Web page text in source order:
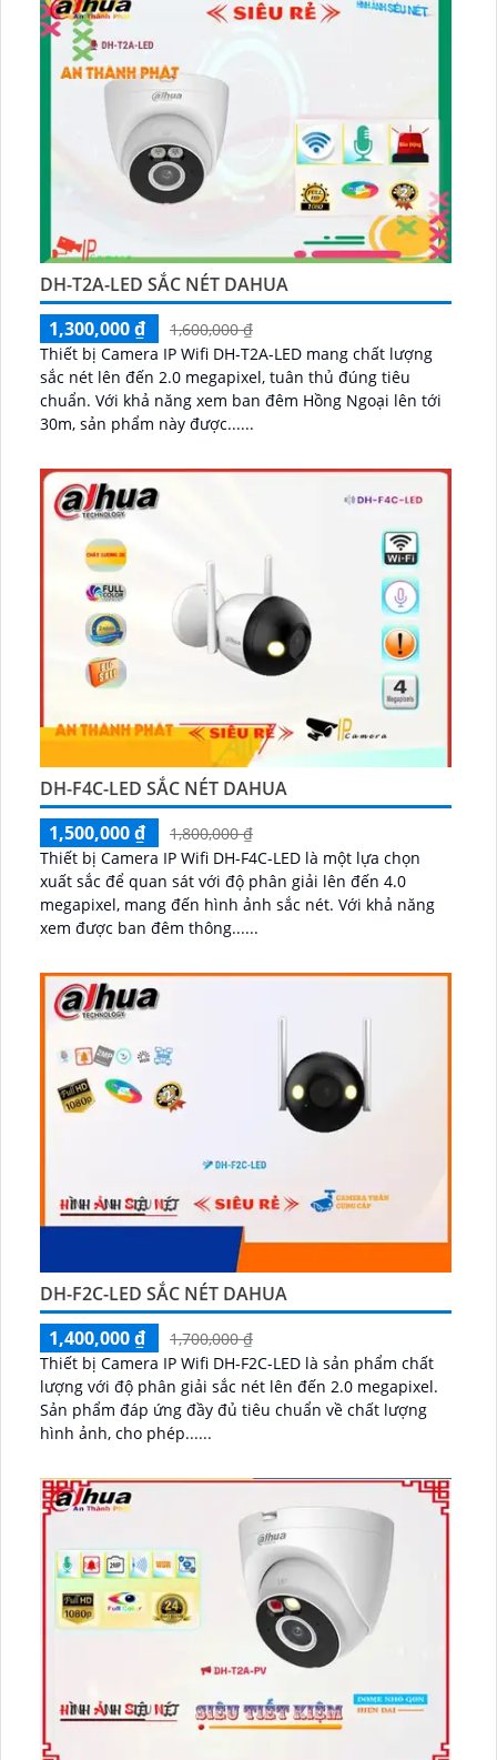
DH-T2A-LED SẮC NÉT DAHUA
1,300,000 ₫
1,600,000 ₫
Thiết bị Camera IP Wifi DH-T2A-LED mang chất lượng
sắc nét lên đến 2.0 megapixel, tuân thủ đúng tiêu
chuẩn. Với khả năng xem ban đêm Hồng Ngoại lên tới
30m, sản phẩm này được......
DH-F4C-LED SẮC NÉT DAHUA
1,500,000 ₫
1,800,000 ₫
Thiết bị Camera IP Wifi DH-F4C-LED là một lựa chọn
xuất sắc để quan sát với độ phân giải lên đến 4.0
megapixel, mang đến hình ảnh sắc nét. Với khả năng
xem được ban đêm thông......
DH-F2C-LED SẮC NÉT DAHUA
1,400,000 ₫
1,700,000 ₫
Thiết bị Camera IP Wifi DH-F2C-LED là sản phẩm chất
lượng với độ phân giải sắc nét lên đến 2.0 megapixel.
Sản phẩm đáp ứng đầy đủ tiêu chuẩn về chất lượng
hình ảnh, cho phép......